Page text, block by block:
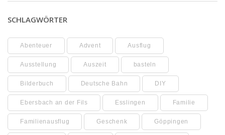
SCHLAGWÖRTER
Abenteuer Advent Ausflug
Ausstellung Auszeit basteln
Bilderbuch Deutsche Bahn DIY
Ebersbach an der Fils Esslingen Familie
Familienausflug Geschenk Göppingen